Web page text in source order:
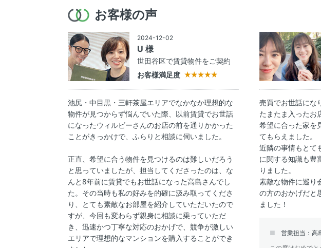
お客様の声
2024-12-02
U 様
世田谷区で賃貸物件をご契約
お客様満足度
池尻・中目黒・三軒茶屋エリアでなかなか理想的な
物件が見つからず悩んでいた際、以前賃貸でお世話
になったウィルビーさんのお店の前を通りかかった
ことがきっかけで、ふらりと相談に伺いました。
正直、希望に合う物件を見つけるのは難しいだろう
と思っていましたが、担当してくださったのは、な
んと8年前に賃貸でもお世話になった高島さんでし
た。その当時も私の好みを的確に汲み取ってくださ
り、とても素敵なお部屋を紹介していただいたので
すが、今回も変わらず親身に相談に乗っていただ
き、迅速かつ丁寧な対応のおかげで、競争が激しい
エリアで理想的なマンションを購入することができ
売買でお世話にな
たまたま入ったお
希望に合った家を
てもらえました。
近隣の事情もとて
に関する知識も豊
りました。
素敵な物件に巡り
の方のおかげだと
ました！
営業担当：高